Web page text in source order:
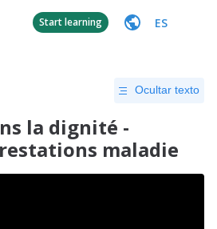
Start learning ES
Ocultar texto
la dignité -
maladie